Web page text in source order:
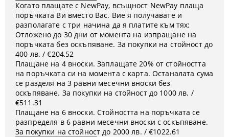
Когато плащате с NewPay, всъщност NewPay плаща
поръчката Ви вместо Вас. Вие я получавате и
разполагате с три начина да я платите към тях:
Отложено до 30 дни от момента на изпращане на
поръчката без оскъпяване. За покупки на стойност до
400 лв. / €204,52
Плащане на 4 вноски. Заплащате 20% от стойността
на поръчката си на момента с карта. Останалата сума
се разделя на 3 равни месечни вноски без
оскъпяване. За покупки на стойност до 1000 лв. /
€511.31
Плащане на 6 вноски. Стойността на поръчката се
разпределя в 6 равни месечни вноски с оскъпяване.
За покупки на стойност до 2000 лв. / €1022.61